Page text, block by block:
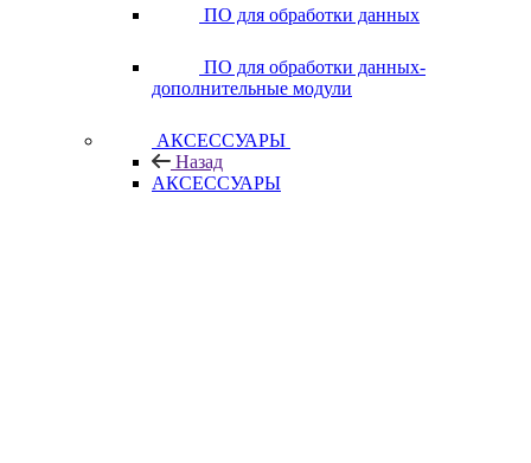
ПО для обработки данных
ПО для обработки данных-
дополнительные модули
АКСЕССУАРЫ
Назад
АКСЕССУАРЫ